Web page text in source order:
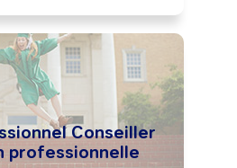
Conseiller
professionnelle